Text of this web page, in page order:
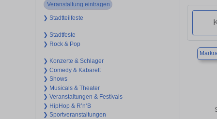
Veranstaltung eintragen
❯ Stadtteilfeste
❯ Stadtfeste
❯ Rock & Pop
❯ Konzerte & Schlager
❯ Comedy & Kabarett
❯ Shows
❯ Musicals & Theater
❯ Veranstaltungen & Festivals
❯ HipHop & R’n‘B
❯ Sportveranstaltungen